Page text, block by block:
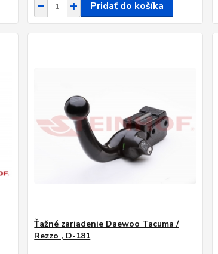
Pridať do košíka
Ťažné zariadenie Daewoo Tacuma /
Rezzo , D-181